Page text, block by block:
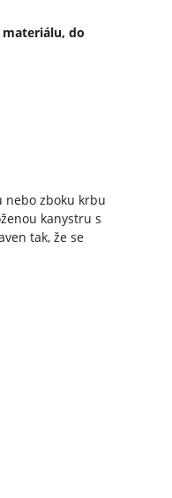
do
nebo zboku krbu
kanystru s
tak, že se